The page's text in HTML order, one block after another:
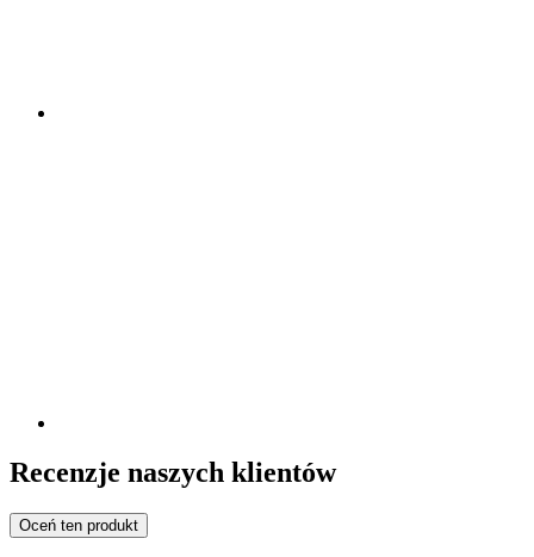
Recenzje naszych klientów
Oceń ten produkt